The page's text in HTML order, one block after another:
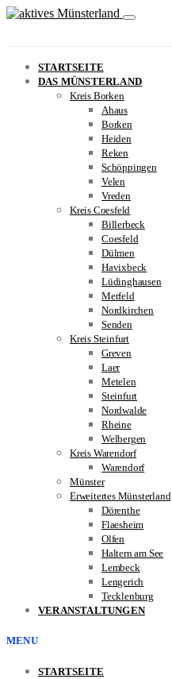
STARTSEITE
DAS MÜNSTERLAND
Kreis Borken
Ahaus
Borken
Heiden
Reken
Schöppingen
Velen
Vreden
Kreis Coesfeld
Billerbeck
Coesfeld
Dülmen
Havixbeck
Lüdinghausen
Merfeld
Nordkirchen
Senden
Kreis Steinfurt
Greven
Laer
Metelen
Steinfurt
Nordwalde
Rheine
Welbergen
Kreis Warendorf
Warendorf
Münster
Erweitertes Münsterland
Dörenthe
Flaesheim
Olfen
Haltern am See
Lembeck
Lengerich
Tecklenburg
VERANSTALTUNGEN
MENU
STARTSEITE